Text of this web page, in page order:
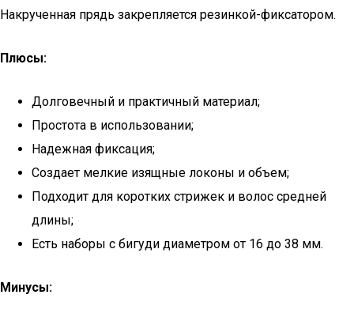
Накрученная прядь закрепляется резинкой-фиксатором.
Плюсы:
Долговечный и практичный материал;
Простота в использовании;
Надежная фиксация;
Создает мелкие изящные локоны и объем;
Подходит для коротких стрижек и волос средней
длины;
Есть наборы с бигуди диаметром от 16 до 38 мм.
Минусы: